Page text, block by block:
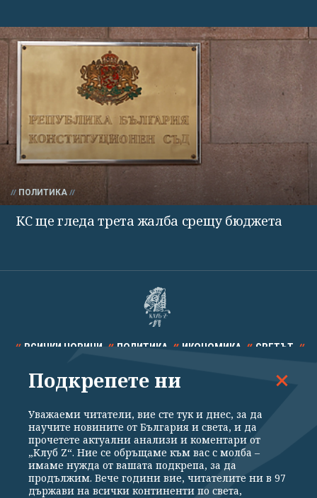
ПОЛИТИКА
КС ще гледа трета жалба срещу бюджета
ВСИЧКИ НОВИНИ ПОЛИТИКА ИКОНОМИКА СВЕТЪТ
СПОРТ КУЛТУРА ТЕХНОЛОГИИ КАЛЕЙДОСКОП
Общи условия Политика за поверителност
Подкрепете ни
Уважаеми читатели, вие сте тук и днес, за да
научите новините от България и света, и да
прочетете актуални анализи и коментари от
„Клуб Z“. Ние се обръщаме към вас с молба –
имаме нужда от вашата подкрепа, за да
продължим. Вече години вие, читателите ни в 97
държави на всички континенти по света,